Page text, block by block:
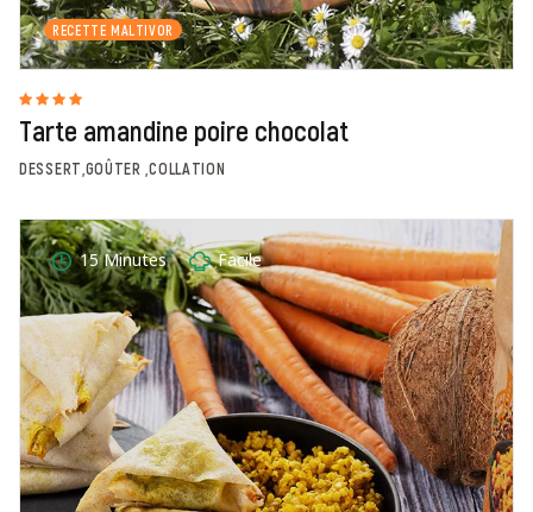
RECETTE MALTIVOR
Tarte amandine poire chocolat
DESSERT,GOÛTER ,COLLATION
15 Minutes Facile